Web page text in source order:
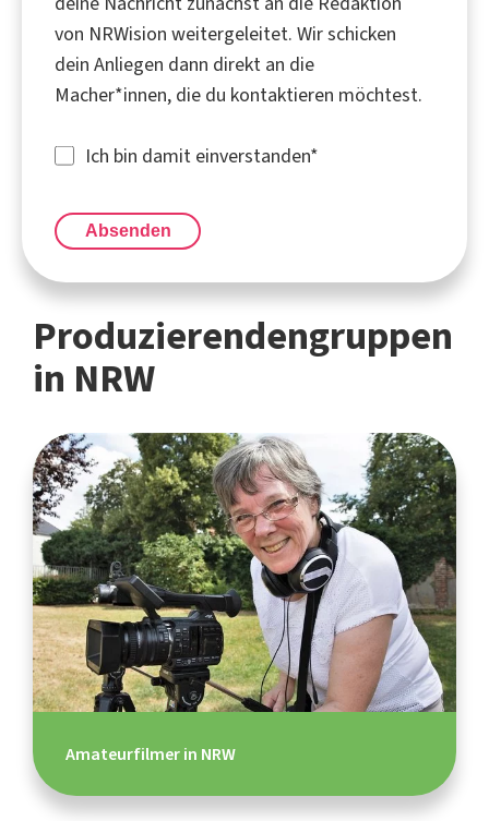
von NRWision weitergeleitet. Wir schicken
dein Anliegen dann direkt an die
Macher*innen, die du kontaktieren möchtest.
Ich bin damit einverstanden*
Absenden
Produzierendengruppen
in NRW
Amateurfilmer in NRW